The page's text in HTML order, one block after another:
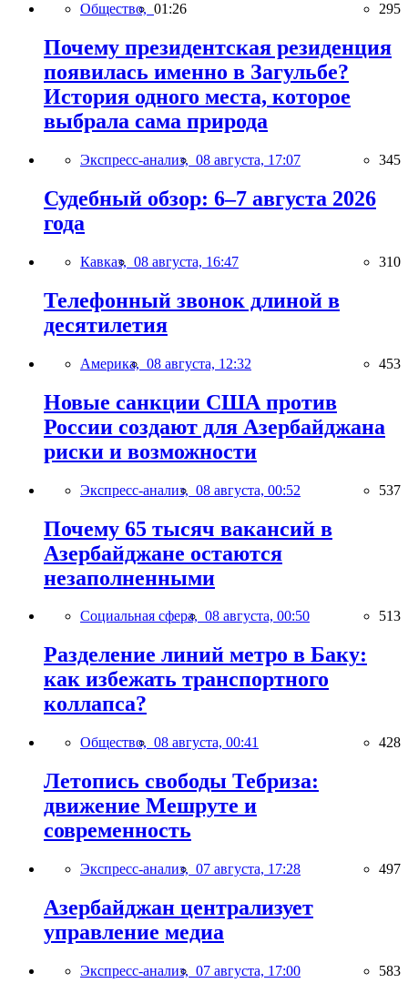
Общество, 01:26 295
Почему президентская резиденция
появилась именно в Загульбе?
История одного места, которое
выбрала сама природа
Экспресс-анализ, 08 августа, 17:07 345
Судебный обзор: 6–7 августа 2026
года
Кавказ, 08 августа, 16:47 310
Телефонный звонок длиной в
десятилетия
Америка, 08 августа, 12:32 453
Новые санкции США против
России создают для Азербайджана
риски и возможности
Экспресс-анализ, 08 августа, 00:52 537
Почему 65 тысяч вакансий в
Азербайджане остаются
незаполненными
Социальная сфера, 08 августа, 00:50 513
Разделение линий метро в Баку:
как избежать транспортного
коллапса?
Общество, 08 августа, 00:41 428
Летопись свободы Тебриза:
движение Мешруте и
современность
Экспресс-анализ, 07 августа, 17:28 497
Азербайджан централизует
управление медиа
Экспресс-анализ, 07 августа, 17:00 583